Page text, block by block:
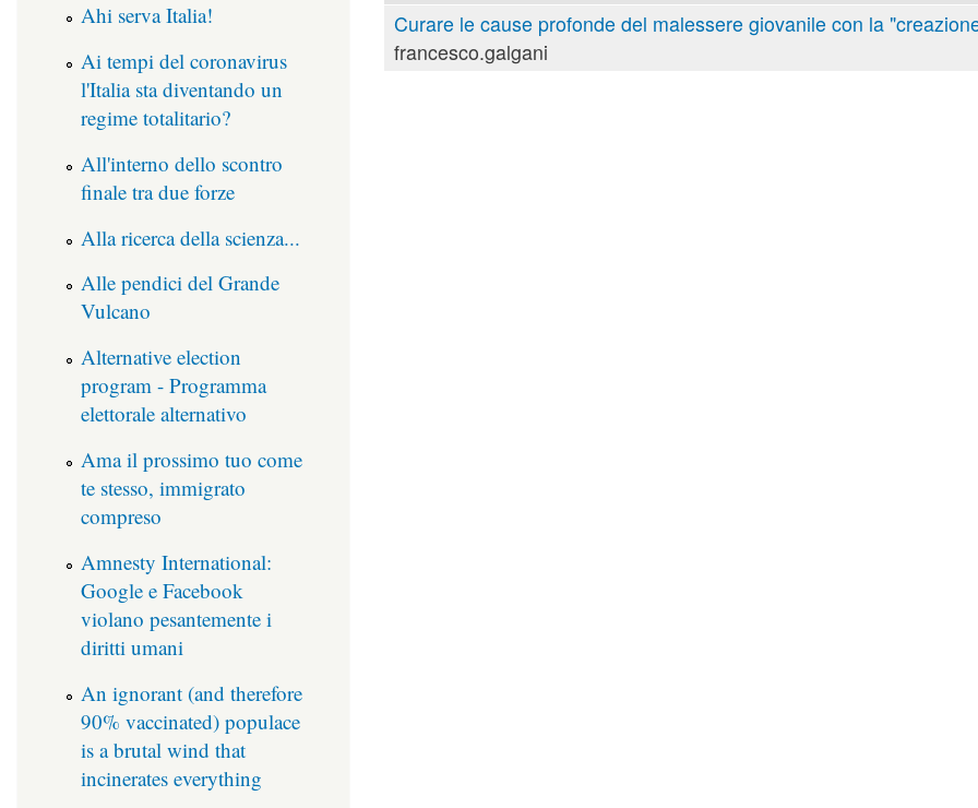
Curare le cause profonde del malessere giovanile con la
francesco.galgani
Ahi serva Italia!
Ai tempi del coronavirus
l'Italia sta diventando un
regime totalitario?
All'interno dello scontro
finale tra due forze
Alla ricerca della scienza...
Alle pendici del Grande
Vulcano
Alternative election
program - Programma
elettorale alternativo
Ama il prossimo tuo come
te stesso, immigrato
compreso
Amnesty International:
Google e Facebook
violano pesantemente i
diritti umani
An ignorant (and therefore
90% vaccinated) populace
is a brutal wind that
incinerates everything